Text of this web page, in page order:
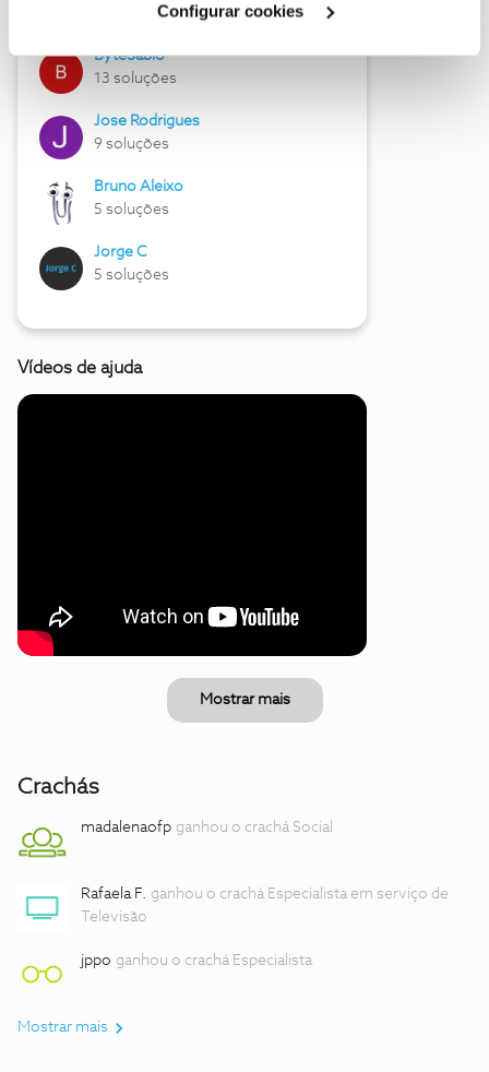
Configurar cookies
17 soluções
ByteSábio
13 soluções
Jose Rodrigues
9 soluções
Bruno Aleixo
5 soluções
Jorge C
5 soluções
Vídeos de ajuda
Mostrar mais
Crachás
madalenaofp ganhou o crachá Social
Rafaela F. ganhou o crachá Especialista em serviço de
Televisão
jppo ganhou o crachá Especialista
Mostrar mais